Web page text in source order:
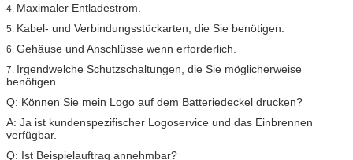
4. Maximaler Entladestrom.
5. Kabel- und Verbindungsstückarten, die Sie benötigen.
6. Gehäuse und Anschlüsse wenn erforderlich.
7. Irgendwelche Schutzschaltungen, die Sie möglicherweise
benötigen.
Q: Können Sie mein Logo auf dem Batteriedeckel drucken?
A: Ja ist kundenspezifischer Logoservice und das Einbrennen
verfügbar.
Q: Ist Beispielauftrag annehmbar?